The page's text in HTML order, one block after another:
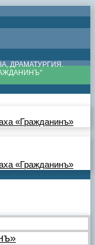
ДРАМАТУРГИЯ.
«Гражданинъ»
«Гражданинъ»